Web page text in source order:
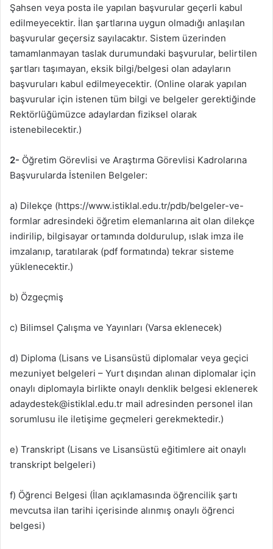
Şahsen veya posta ile yapılan başvurular geçerli kabul
edilmeyecektir. İlan şartlarına uygun olmadığı anlaşılan
başvurular geçersiz sayılacaktır. Sistem üzerinden
tamamlanmayan taslak durumundaki başvurular, belirtilen
şartları taşımayan, eksik bilgi/belgesi olan adayların
başvuruları kabul edilmeyecektir. (Online olarak yapılan
başvurular için istenen tüm bilgi ve belgeler gerektiğinde
Rektörlüğümüzce adaylardan fiziksel olarak
istenebilecektir.)
2- Öğretim Görevlisi ve Araştırma Görevlisi Kadrolarına
Başvurularda İstenilen Belgeler:
a) Dilekçe (https://www.istiklal.edu.tr/pdb/belgeler-ve-
formlar adresindeki öğretim elemanlarına ait olan dilekçe
indirilip, bilgisayar ortamında doldurulup, ıslak imza ile
imzalanıp, taratılarak (pdf formatında) tekrar sisteme
yüklenecektir.)
b) Özgeçmiş
c) Bilimsel Çalışma ve Yayınları (Varsa eklenecek)
d) Diploma (Lisans ve Lisansüstü diplomalar veya geçici
mezuniyet belgeleri – Yurt dışından alınan diplomalar için
onaylı diplomayla birlikte onaylı denklik belgesi eklenerek
adaydestek@istiklal.edu.tr mail adresinden personel ilan
sorumlusu ile iletişime geçmeleri gerekmektedir.)
e) Transkript (Lisans ve Lisansüstü eğitimlere ait onaylı
transkript belgeleri)
f) Öğrenci Belgesi (İlan açıklamasında öğrencilik şartı
mevcutsa ilan tarihi içerisinde alınmış onaylı öğrenci
belgesi)